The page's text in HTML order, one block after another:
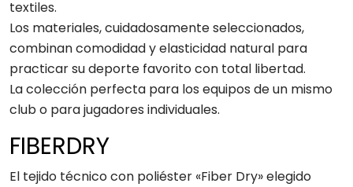
textiles.
Los materiales, cuidadosamente seleccionados,
combinan comodidad y elasticidad natural para
practicar su deporte favorito con total libertad.
La colección perfecta para los equipos de un mismo
club o para jugadores individuales.
FIBERDRY
El tejido técnico con poliéster «Fiber Dry» elegido